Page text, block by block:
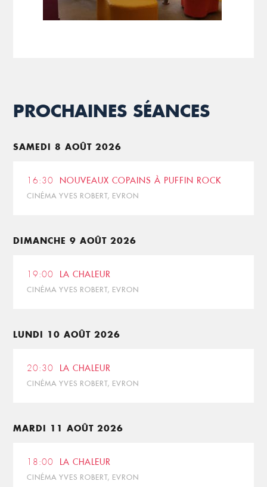
PROCHAINES SÉANCES
SAMEDI 8 AOÛT 2026
16:30 NOUVEAUX COPAINS À PUFFIN ROCK
CINÉMA YVES ROBERT, EVRON
DIMANCHE 9 AOÛT 2026
19:00 LA CHALEUR
CINÉMA YVES ROBERT, EVRON
LUNDI 10 AOÛT 2026
20:30 LA CHALEUR
CINÉMA YVES ROBERT, EVRON
MARDI 11 AOÛT 2026
18:00 LA CHALEUR
CINÉMA YVES ROBERT, EVRON